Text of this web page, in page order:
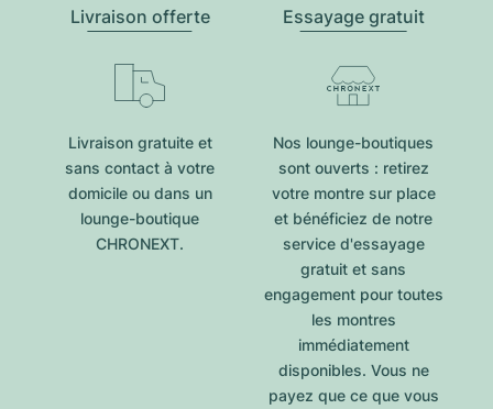
Livraison offerte
Livraison gratuite et
sans contact à votre
domicile ou dans un
lounge-boutique
CHRONEXT.
Essayage gratuit
Nos lounge-boutiques
sont ouverts : retirez
votre montre sur place
et bénéficiez de notre
service d'essayage
gratuit et sans
engagement pour toutes
les montres
immédiatement
disponibles. Vous ne
payez que ce que vous